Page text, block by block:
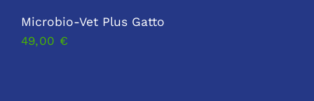
Microbio-Vet Plus Gatto
49,00 €